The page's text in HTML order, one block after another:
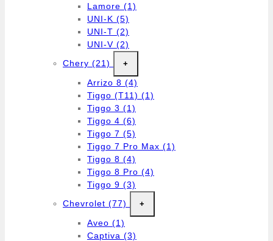
Lamore (1)
UNI-K (5)
UNI-T (2)
UNI-V (2)
Chery (21) +
Arrizo 8 (4)
Tiggo (T11) (1)
Tiggo 3 (1)
Tiggo 4 (6)
Tiggo 7 (5)
Tiggo 7 Pro Max (1)
Tiggo 8 (4)
Tiggo 8 Pro (4)
Tiggo 9 (3)
Chevrolet (77) +
Aveo (1)
Captiva (3)